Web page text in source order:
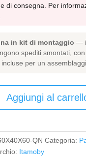
di consegna. Per
.
in kit di montaggio — i
spediti smontati,
per un
Aggiungi al
QN Categoria:
Itamoby